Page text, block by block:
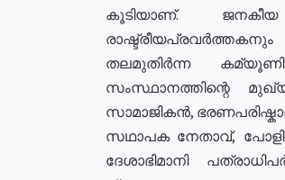
കൂടിയാണ്.
തലമുതിർന്ന
സംസ്ഥാനത്തിന്റെ
സാമാജികൻ,
സഥാപക നേതാവ്,
ദേശാഭിമാനി